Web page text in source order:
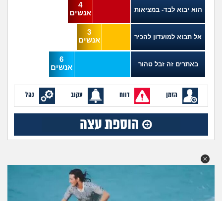
מהבקו"ם... ועד מתי?!
לימודים וסטודנטים
עבודה וקריירה
חברים ואנשים
בית, שכנים ושותפים
מה שעובר עליי
שומרים על הגוף
פיננסי וכלכלה
הוא יבוא לבד- במציאות
4
אנשים
אל תבוא למועדון להכיר
3
אנשים
באתרים זה זבל טהור
6
אנשים
הזמן דווח עקוב נהל